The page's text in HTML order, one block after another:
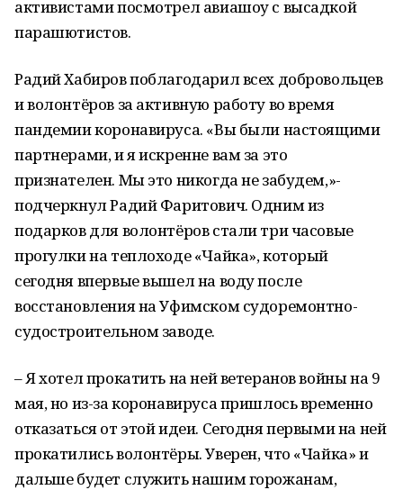
активистами посмотрел авиашоу с высадкой
парашютистов.
Радий Хабиров поблагодарил всех добровольцев
и волонтёров за активную работу во время
пандемии коронавируса. «Вы были настоящими
партнерами, и я искренне вам за это
признателен. Мы это никогда не забудем,»-
подчеркнул Радий Фаритович. Одним из
подарков для волонтёров стали три часовые
прогулки на теплоходе «Чайка», который
сегодня впервые вышел на воду после
восстановления на Уфимском судоремонтно-
судостроительном заводе.
– Я хотел прокатить на ней ветеранов войны на 9
мая, но из-за коронавируса пришлось временно
отказаться от этой идеи. Сегодня первыми на ней
прокатились волонтёры. Уверен, что «Чайка» и
дальше будет служить нашим горожанам,